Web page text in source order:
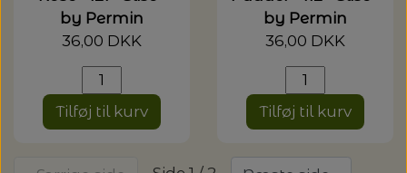
by Permin
36,00 DKK
Tilføj til kurv
by Permin
36,00 DKK
Tilføj til kurv